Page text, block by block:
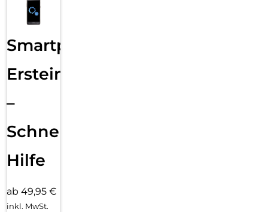
Smartphone
Ersteinrichtung
–
Schnelle
Hilfe
ab 49,95 €
inkl. MwSt.